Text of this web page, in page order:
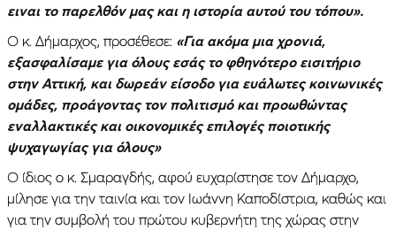
ειναι το παρελθόν μας και η ιστορία αυτού του τόπου».
Ο κ. Δήμαρχος, προσέθεσε: «Για ακόμα μια χρονιά,
εξασφαλίσαμε για όλους εσάς το φθηνότερο εισιτήριο
στην Αττική, και δωρεάν είσοδο για ευάλωτες κοινωνικές
ομάδες, προάγοντας τον πολιτισμό και προωθώντας
εναλλακτικές και οικονομικές επιλογές ποιοτικής
ψυχαγωγίας για όλους»
Ο ίδιος ο κ. Σμαραγδής, αφού ευχαρίστησε τον Δήμαρχο,
μίλησε για την ταινία και τον Ιωάννη Καποδίστρια, καθώς και
για την συμβολή του πρώτου κυβερνήτη της χώρας στην